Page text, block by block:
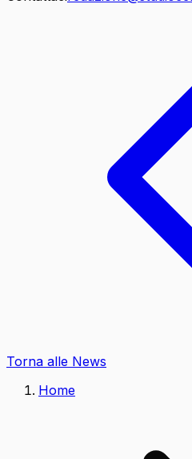
Torna alle News
Home